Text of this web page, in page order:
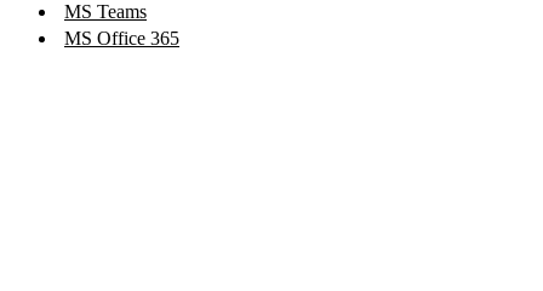
MS Teams
MS Office 365